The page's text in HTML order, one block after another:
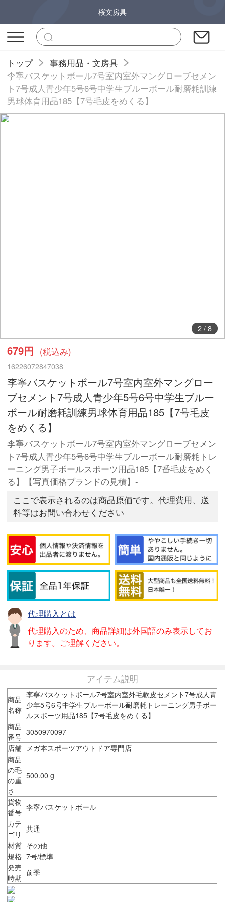
桜文房具
トップ
事務用品・文房具
李寧バスケットボール7号室内室外マングローブセメン
ト7号成人青少年5号6号中学生ブルーボール耐磨耗訓練
男球体育用品185【7号毛皮をめくる】
2/ 8
679円 (税込み)
16226072847038
李寧バスケットボール7号室内室外マングロー
ブセメント7号成人青少年5号6号中学生ブルー
ボール耐磨耗訓練男球体育用品185【7号毛皮
をめくる】
李寧バスケットボール7号室内室外マングローブセメン
ト7号成人青少年5号6号中学生ブルーボール耐磨耗トレ
ーニング男子ボールスポーツ用品185【7番毛皮をめく
る】【写真価格ブランドの見積】-
ここで表示されるのは商品原価です。代理費用、送
料等はお問い合わせください
代理購入とは
代理購入のため、商品詳細は外国語のみ表示してお
ります。ご理解ください。
アイテム説明
商品
名称
李寧バスケットボール7号室内室外毛軟皮セメント7号成人青
少年5号6号中学生ブルーボール耐磨耗トレーニング男子ボー
ルスポーツ用品185【7号毛皮をめくる】
商品
番号 3050970097
店舗
メガ本スポーツアウトドア専門店
商品
の毛
の重
さ
500.00 g
貨物
番号
李寧バスケットボール
カテ
ゴリ
共通
材質 その他
規格 7号/標準
発売
時期
前季